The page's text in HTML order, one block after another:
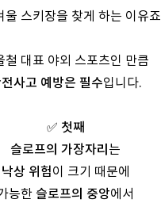
울 스키장을 찾게 하는 이유죠
철 대표 야외 스포츠인 만큼
사고 예방은 필수입니다.
✅ 첫째
슬로프의 가장자리 는
낙상 위험이 크기 때문에
능한 슬로프의 중앙에서